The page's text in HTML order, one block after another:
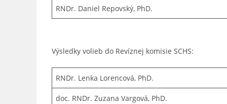
RNDr. Daniel Repovský, PhD.
Výsledky volieb do Revíznej komisie SCHS:
RNDr. Lenka Lorencová, PhD.
doc. RNDr. Zuzana Vargová, PhD.